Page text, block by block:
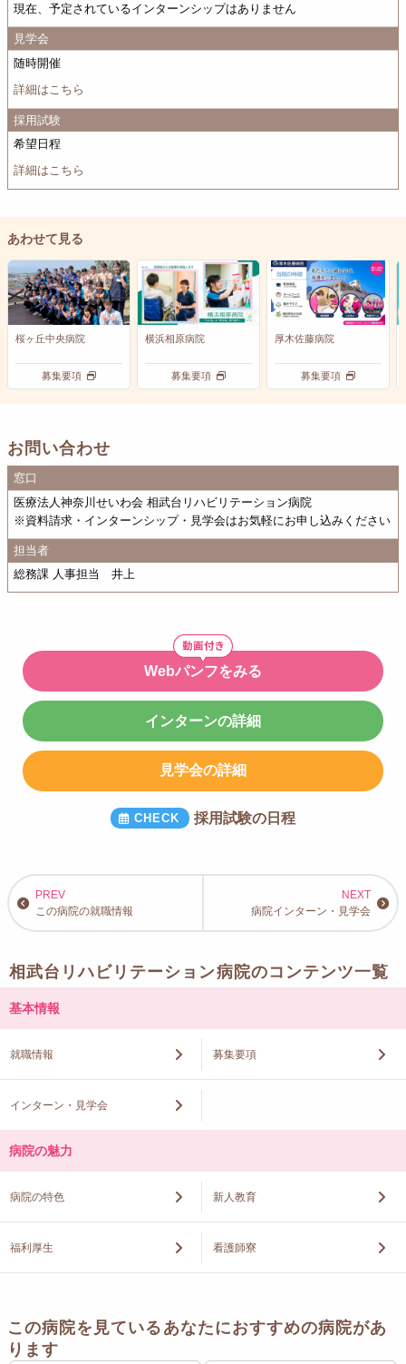
現在、予定されているインターンシップはありません
見学会
随時開催
詳細はこちら
採用試験
希望日程
詳細はこちら
あわせて見る
桜ヶ丘中央病院
募集要項
横浜相原病院
募集要項
厚木佐藤病院
募集要項
お問い合わせ
窓口
医療法人神奈川せいわ会 相武台リハビリテーション病院
※資料請求・インターンシップ・見学会はお気軽にお申し込みください
担当者
総務課 人事担当 井上
Webパンフをみる
インターンの詳細
見学会の詳細
採用試験の日程
この病院の就職情報 病院インターン・見学会
相武台リハビリテーション病院のコンテンツ一覧
基本情報
就職情報 募集要項
インターン・見学会
病院の魅力
病院の特色 新人教育
福利厚生 看護師寮
この病院を見ているあなたにおすすめの病院があ
ります